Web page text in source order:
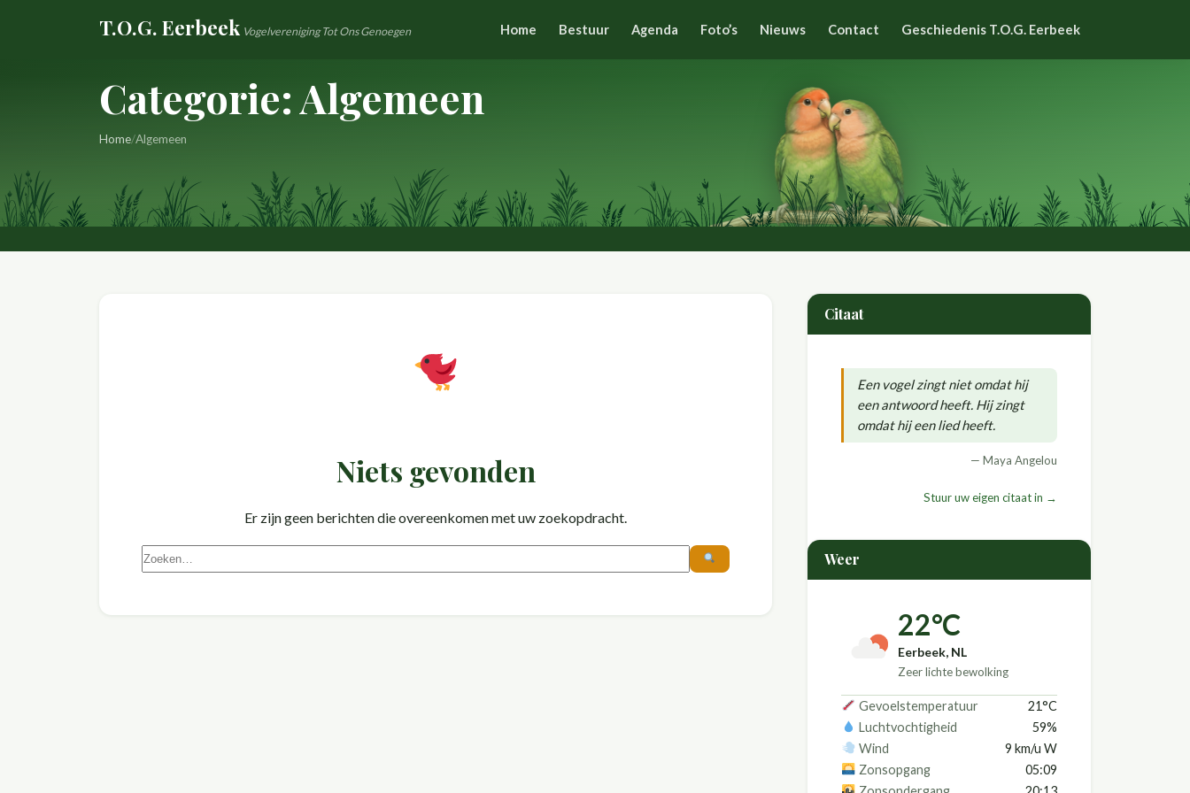
T.O.G. Eerbeek Vogelvereniging Tot Ons Genoegen Home Bestuur Agenda Foto’s Nieuws Contact Geschiedenis T.O.G. Eerbeek
Categorie:Algemeen
Home/Algemeen
Niets gevonden
Er zijn geen berichten die overeenkomen met uw zoekopdracht.
Zoeken
Citaat
Een vogel zingt niet omdat hij
een antwoord heeft. Hij zingt
omdat hij een lied heeft.
— Maya Angelou
Stuur uw eigen citaat in →
Weer
22°C
Eerbeek, NL
Zeer lichte bewolking
Gevoelstemperatuur
21°C
Luchtvochtigheid
59%
Wind
9 km/u W
Zonsopgang
05:09